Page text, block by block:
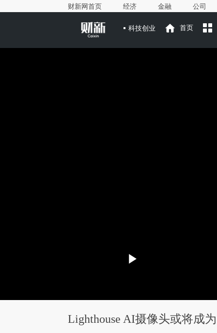
财新网首页 经济 金融 公司
科技创业 首页
Lighthouse AI摄像头或将成